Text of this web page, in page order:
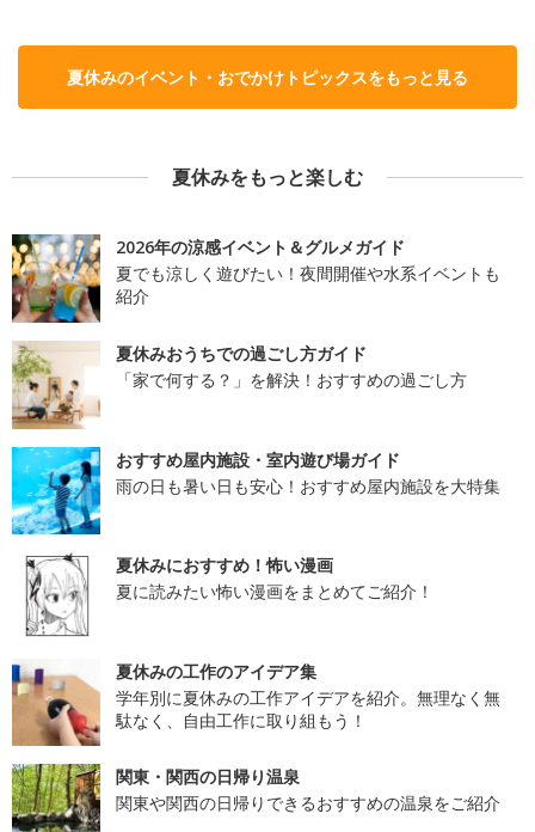
夏休みのイベント・おでかけトピックスをもっと見る
夏休みをもっと楽しむ
2026年の涼感イベント＆グルメガイド
夏でも涼しく遊びたい！夜間開催や水系イベントも
紹介
夏休みおうちでの過ごし方ガイド
「家で何する？」を解決！おすすめの過ごし方
おすすめ屋内施設・室内遊び場ガイド
雨の日も暑い日も安心！おすすめ屋内施設を大特集
夏休みにおすすめ！怖い漫画
夏に読みたい怖い漫画をまとめてご紹介！
夏休みの工作のアイデア集
学年別に夏休みの工作アイデアを紹介。無理なく無
駄なく、自由工作に取り組もう！
関東・関西の日帰り温泉
関東や関西の日帰りできるおすすめの温泉をご紹介